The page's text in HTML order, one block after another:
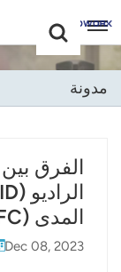
+86 -18681515767
مدونة
الفرق
المدى (NFC)
Dec 08, 2023